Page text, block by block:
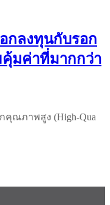
กลงทุนกับรอก
มค่าที่มากกว่า
ณภาพสูง (High-Qua